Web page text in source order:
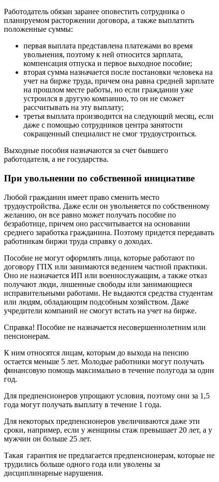
Работодатель обязан заранее оповестить сотрудника о
планируемом расторжении договора, а также выплатить
положенные суммы:
первая выплата представлена платежами во время
увольнения, поэтому к ней относится зарплата,
компенсация отпуска и первое выходное пособие;
вторая сумма назначается после постановки человека на
учет на бирже труда, причем она равна средней зарплате
на прошлом месте работы, но если гражданин уже
устроился в другую компанию, то он не сможет
рассчитывать на эту выплату;
третья выплата производится на следующий месяц, если
даже с помощью сотрудников центра занятости
сокращенный специалист не смог трудоустроиться.
Выходные пособия назначаются за счет бывшего
работодателя, а не государства.
При увольнении по собственной инициативе
Любой гражданин имеет право сменить место
трудоустройства. Даже если он увольняется по собственному
желанию, он все равно может получать пособие по
безработице, причем оно рассчитывается на основании
среднего заработка гражданина. Поэтому придется передавать
работникам биржи труда справку о доходах.
Пособие не могут оформлять лица, которые работают по
договору ГПХ или занимаются ведением частной практики.
Оно не назначается ИП или военнослужащим, а также отказ
получают люди, лишенные свободы или занимающиеся
исправительными работами. Не выдаются средства студентам
или людям, обладающим подсобным хозяйством. Даже
учредители компаний не смогут встать на учет на бирже.
Справка! Пособие не назначается несовершеннолетним или
пенсионерам.
К ним относятся лицам, которым до выхода на пенсию
остается меньше 5 лет. Молодые работники могут получать
финансовую помощь максимально в течение полугода за один
год.
Для предпенсионеров упрощают условия, поэтому они за 1,5
года могут получать выплату в течение 1 года.
Для некоторых предпенсионеров увеличиваются даже эти
сроки, например, если у женщины стаж превышает 20 лет, а у
мужчин он больше 25 лет.
Такая гарантия не предлагается предпенсионерам, которые не
трудились больше одного года или уволены за
дисциплинарные нарушения.